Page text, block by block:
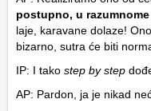
postupno, u
laje, karavane dolaze!
bizarno, sutra će biti
IP: I tako step by step
AP: Pardon, ja je nikad